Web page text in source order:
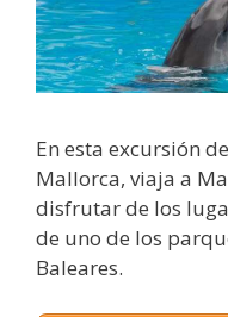
En esta excursión
Mallorca, viaja a
disfrutar de los
de uno de los
Baleares.